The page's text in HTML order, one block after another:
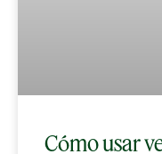
Cómo usar